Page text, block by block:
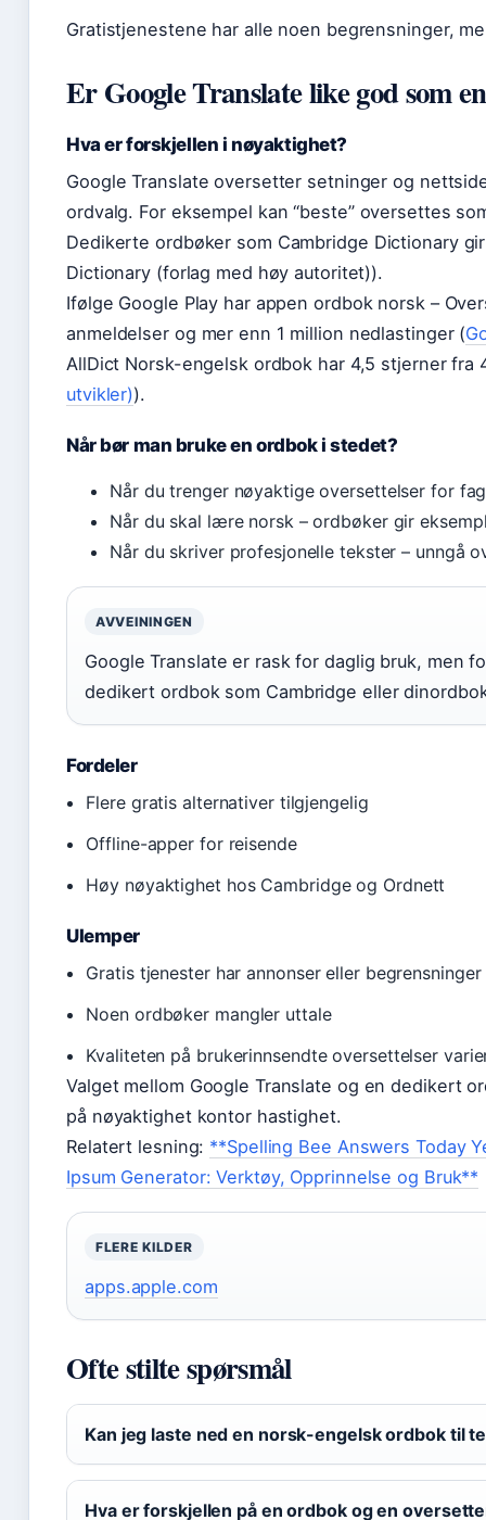
Gratistjenestene har alle noen begrensninger,
Er Google Translate like god som
Hva er forskjellen i nøyaktighet?
Google Translate oversetter setninger og
ordvalg. For eksempel kan “beste” oversettes
Dedikerte ordbøker som Cambridge Dictionary
Dictionary (forlag med høy autoritet)).
Ifølge Google Play har appen ordbok norsk –
anmeldelser og mer enn 1 million nedlastinger (
AllDict Norsk-engelsk ordbok har 4,5 stjerner fra
utvikler)).
Når bør man bruke en ordbok i stedet?
Når du trenger nøyaktige oversettelser for
Når du skal lære norsk – ordbøker gir
Når du skriver profesjonelle tekster – unngå
AVVEININGEN
Google Translate er rask for daglig bruk, men
dedikert ordbok som Cambridge eller
Fordeler
Flere gratis alternativer tilgjengelig
Offline-apper for reisende
Høy nøyaktighet hos Cambridge og Ordnett
Ulemper
Gratis tjenester har annonser eller begrensninger
Noen ordbøker mangler uttale
Kvaliteten på brukerinnsendte oversettelser
Valget mellom Google Translate og en dedikert
på nøyaktighet kontor hastighet.
Relatert lesning: **Spelling Bee Answers Today
Ipsum Generator: Verktøy, Opprinnelse og Bruk**
FLERE KILDER
apps.apple.com
Ofte stilte spørsmål
Kan jeg laste ned en norsk-engelsk ordbok til
Hva er forskjellen på en ordbok og en